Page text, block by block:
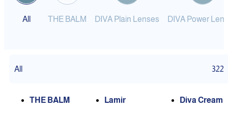
All THE BALM DIVA Plain Lenses DIVA Power
All 322
THE BALM Lamir Diva Cream